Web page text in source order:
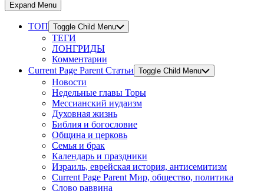
Expand Menu
ТОП Toggle Child Menu
ТЕГИ
ЛОНГРИДЫ
Комментарии
Current Page Parent Статьи Toggle Child Menu
Новости
Недельные главы Торы
Мессианский иудаизм
Духовная жизнь
Библия и богословие
Община и церковь
Семья и брак
Календарь и праздники
Израиль, еврейская история, антисемитизм
Current Page Parent Мир, общество, политика
Слово раввина